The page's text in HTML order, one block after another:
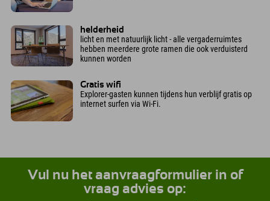
helderheid
licht en met natuurlijk licht - alle vergaderruimtes
hebben meerdere grote ramen die ook verduisterd
kunnen worden
Gratis wifi
Explorer-gasten kunnen tijdens hun verblijf gratis op
internet surfen via Wi-Fi.
Vul nu het aanvraagformulier in of
vraag advies op: